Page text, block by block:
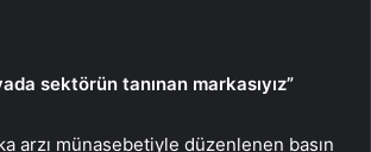
sektörün tanınan markasıyız”
arzı münasebetiyle düzenlenen basın